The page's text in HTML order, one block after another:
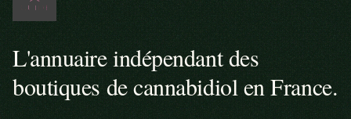
L'annuaire indépendant des
boutiques de cannabidiol en France.